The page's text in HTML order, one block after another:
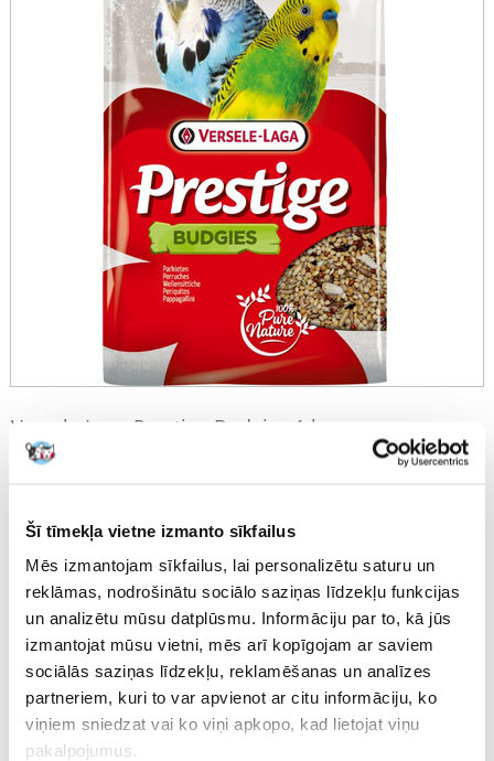
Šī tīmekļa vietne izmanto sīkfailus
Mēs izmantojam sīkfailus, lai personalizētu saturu un
reklāmas, nodrošinātu sociālo saziņas līdzekļu funkcijas
un analizētu mūsu datplūsmu. Informāciju par to, kā jūs
izmantojat mūsu vietni, mēs arī kopīgojam ar saviem
sociālās saziņas līdzekļu, reklamēšanas un analīzes
partneriem, kuri to var apvienot ar citu informāciju, ko
viņiem sniedzat vai ko viņi apkopo, kad lietojat viņu
pakalpojumus.
Versele Laga Prestige Budgies 1 kg
Producent:
€3.31 (3.31 € / kg)
NOSŪTĪŠANA 48 STUNDU LAIKĀ.
Mūsu klienta fotogrāfijas Mūsu klienta fotogrāfijas
1 ATSAUKSMES
5 z 5